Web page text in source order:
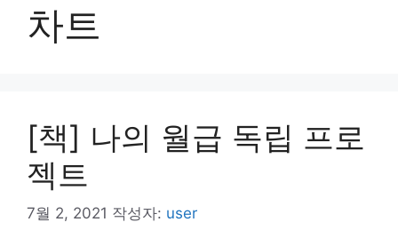
차트
[책] 나의 월급 독립 프로
젝트
7월 2, 2021 작성자: user